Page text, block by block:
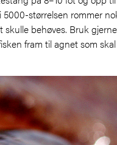
størrelsen rommer
behøves. Bruk
fram til agnet som